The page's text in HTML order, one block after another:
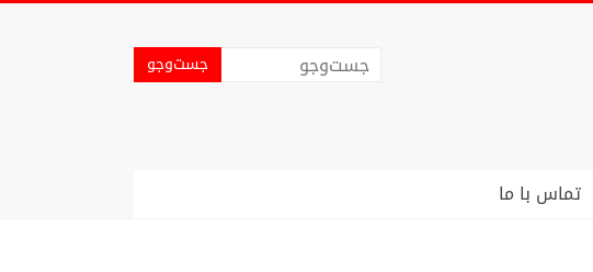
تماس با ما